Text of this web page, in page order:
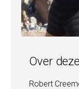
Over
Robert